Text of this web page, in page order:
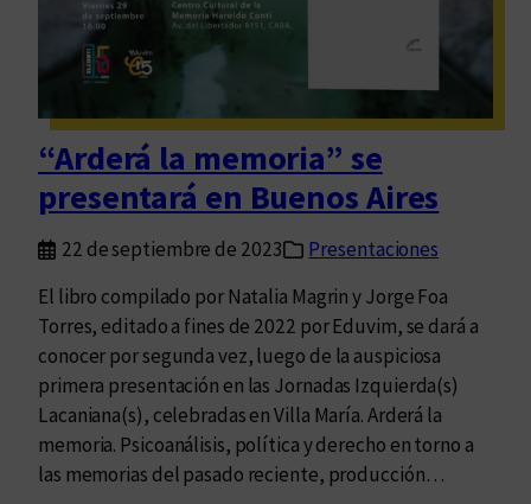
C
o
l
e
c
c
i
n
C
a
t
e
v
a
e
s
c
c
h
a
r
n
u
e
s
t
r
o
p
o
“Arderá la memoria” se
presentará en Buenos Aires
22 de septiembre de 2023
Presentaciones
El libro compilado por Natalia Magrin y Jorge Foa
Torres, editado a fines de 2022 por Eduvim, se dará a
conocer por segunda vez, luego de la auspiciosa
primera presentación en las Jornadas Izquierda(s)
Lacaniana(s), celebradas en Villa María. Arderá la
memoria. Psicoanálisis, política y derecho en torno a
las memorias del pasado reciente, producción…